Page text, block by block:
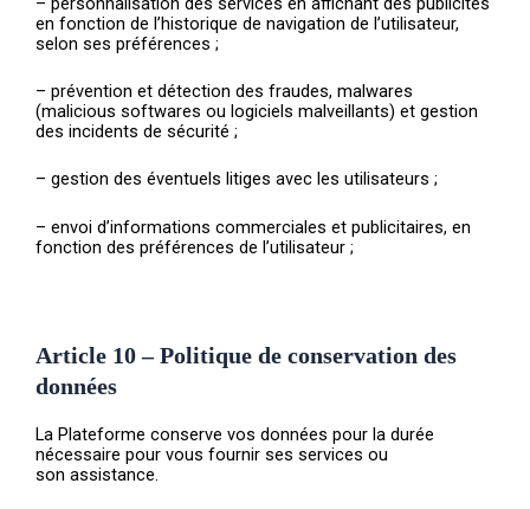
en fonction de l’historique de navigation de l’utilisateur,
selon ses préférences ;
– prévention et détection des fraudes, malwares
(malicious softwares ou logiciels malveillants) et gestion
des incidents de sécurité ;
– gestion des éventuels litiges avec les utilisateurs ;
– envoi d’informations commerciales et publicitaires, en
fonction des préférences de l’utilisateur ;
Article 10 – Politique de conservation des
données
La Plateforme conserve vos données pour la durée
nécessaire pour vous fournir ses services ou
son assistance.